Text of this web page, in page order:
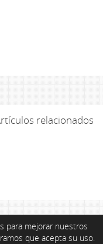
relacionados
para mejorar nuestros
que acepta su uso.